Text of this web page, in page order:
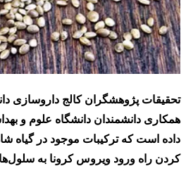
تحقیقات پژوهشگران کالج داروسازی
همکاری دانشمندان دانشگاه علوم و
داده است که ترکیبات موجود در گیاه
کردن راه ورود ویروس کرونا به سلول‌ها،